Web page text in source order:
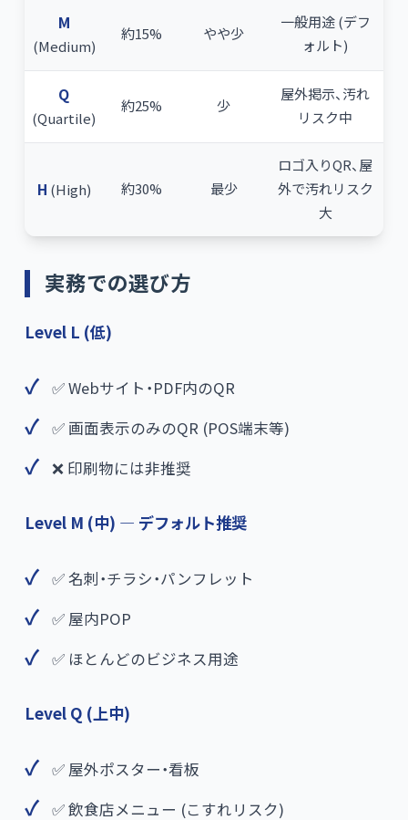
M
(Medium)
約15% やや少
一般用途 (デフ
ォルト)
Q
(Quartile)
約25% 少
屋外掲示、汚れ
リスク中
H (High) 約30% 最少
ロゴ入りQR、屋
外で汚れリスク
大
実務での選び方
Level L (低)
✅ Webサイト・PDF内のQR
✅ 画面表示のみのQR (POS端末等)
❌ 印刷物には非推奨
Level M (中) — デフォルト推奨
✅ 名刺・チラシ・パンフレット
✅ 屋内POP
✅ ほとんどのビジネス用途
Level Q (上中)
✅ 屋外ポスター・看板
✅ 飲食店メニュー (こすれリスク)